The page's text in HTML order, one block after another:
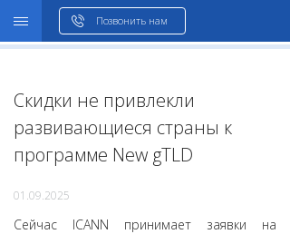
Позвонить нам
Скидки не привлекли
развивающиеся страны к
программе New gTLD
01.09.2025
Сейчас ICANN принимает заявки на